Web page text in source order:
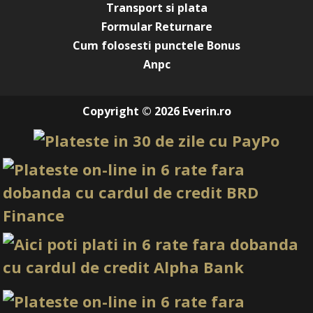
creează o manichiură intensă, lucioasă și feminină. Este
potrivit pentru clientele care vor o culoare puternică,
modernă și ușor de remarcat.
Ombre fuchsia cu alb lăptos
fotogenic. Acest design este potrivit pentru vară,
festivaluri, vacanțe, evenimente sau lucrări de portofoliu.
Babyboomer color
Candy Ombre 14 poate fi folosit pentru reinterpretarea
babyboomerului clasic, adăugând o tranziție fuchsia
este fresh, feminin și actual.
Accent nails glam
Pentru o manichiură echilibrată, gelul poate fi aplicat pe
una sau două unghii, alături de nude cover, roz pal, french
Gelul Autonivelant Cherry Blossom Veil cu petale
Transport si plata
Formular Returnare
Cum folosesti punctele Bonus
Anpc
Copyright © 2026 Everin.ro